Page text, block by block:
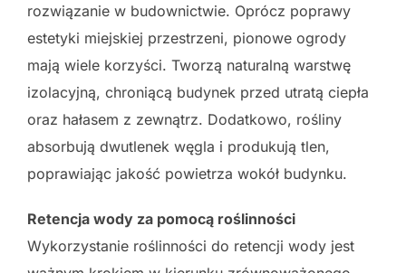
rozwiązanie w budownictwie. Oprócz poprawy
estetyki miejskiej przestrzeni, pionowe ogrody
mają wiele korzyści. Tworzą naturalną warstwę
izolacyjną, chroniącą budynek przed utratą ciepła
oraz hałasem z zewnątrz. Dodatkowo, rośliny
absorbują dwutlenek węgla i produkują tlen,
poprawiając jakość powietrza wokół budynku.
Retencja wody za pomocą roślinności
Wykorzystanie roślinności do retencji wody jest